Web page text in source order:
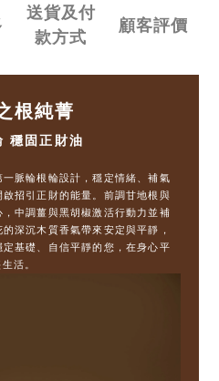
送貨及付
款方式
顧客評價
根純菁
穩固正財油
脈輪根輪設計，穩定情緒、補氣
招引正財的能量。前調甘地根與
中調薑與黑胡椒激活行動力並補
深沉木質香氣帶來安定與平靜，
基礎、自信平靜的您，在身心平
活。